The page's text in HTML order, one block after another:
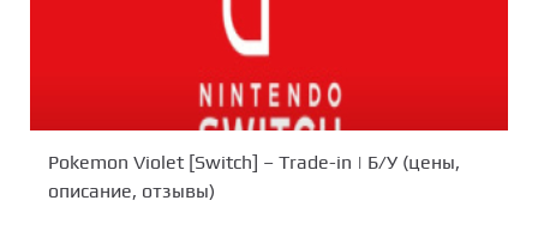
Pokemon Violet [Switch] – Trade-in | Б/У (цены,
описание, отзывы)